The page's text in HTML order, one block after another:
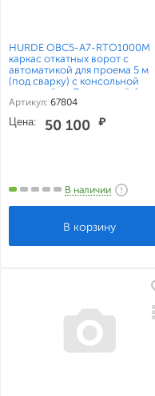
HURDE ОВС5-А7-RTO1000M
каркас откатных ворот с
автоматикой для проема 5 м
(под сварку) с консольной
системой на 7 метровой балке
Алютех
Артикул: 67804
Цена: 50 100 ₽
В наличии